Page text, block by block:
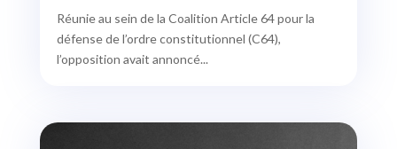
Réunie au sein de la Coalition Article 64 pour la
défense de l’ordre constitutionnel (C64),
l’opposition avait annoncé...